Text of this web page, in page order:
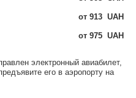
от 913 UAH
от 975 UAH
электронный авиабилет,
его в аэропорту на